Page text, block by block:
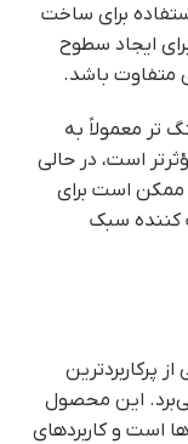
برای ساخت
ایجاد سطوح
متفاوت باشد.
تر معمولاً به
است، در حالی
ممکن است برای
کننده سبک
پرکاربردترین
این محصول
است و کاربردهای